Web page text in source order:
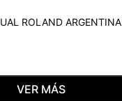
ROLAND ARGENTINA
VER MÁS